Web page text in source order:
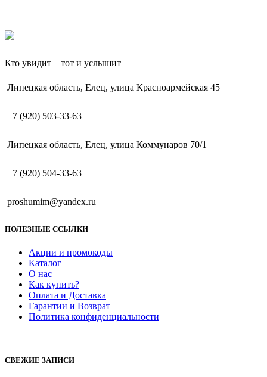
Кто увидит – тот и услышит
Липецкая область, Елец, улица Красноармейская 45
+7 (920) 503-33-63
Липецкая область, Елец, улица Коммунаров 70/1
+7 (920) 504-33-63
proshumim@yandex.ru
ПОЛЕЗНЫЕ ССЫЛКИ
Акции и промокоды
Каталог
О нас
Как купить?
Оплата и Доставка
Гарантии и Возврат
Политика конфиденциальности
СВЕЖИЕ ЗАПИСИ